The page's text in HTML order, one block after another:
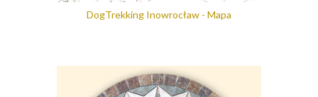
DogTrekking Inowrocław - Mapa